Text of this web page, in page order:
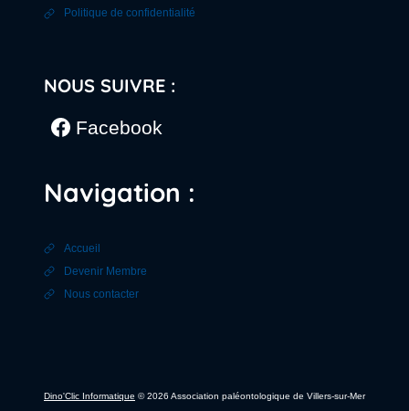
Politique de confidentialité
NOUS SUIVRE :
Facebook
Navigation :
Accueil
Devenir Membre
Nous contacter
Dino'Clic Informatique © 2026 Association paléontologique de Villers-sur-Mer